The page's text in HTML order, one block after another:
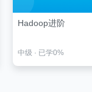
Hadoop进阶
中级 · 已学0%